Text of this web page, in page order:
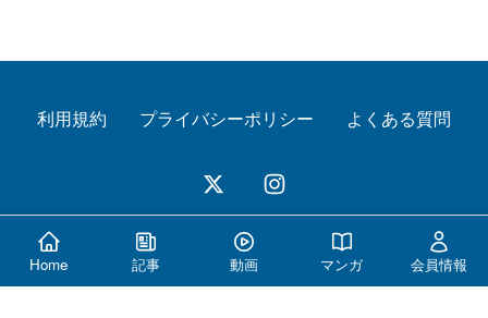
Home 記事 動画 マンガ 会員情報
利用規約 プライバシーポリシー よくある質問
© 2026 警察公論オンライン All Rights Reserved.